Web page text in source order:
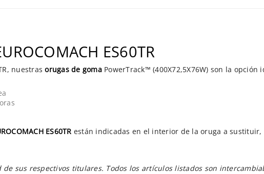
ES60TR
nuestrasorugas de gomaPowerTrack™ (400X72,5X76W) son la opción
ES60TR están indicadas en el interior de la oruga a sustituir,
sus respectivos titulares. Todos los artículos listados son